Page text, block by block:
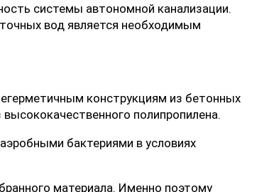
системы автономной канализации.
вод является необходимым
конструкциям из бетонных
полипропилена.
бактериями в условиях
материала. Именно поэтому